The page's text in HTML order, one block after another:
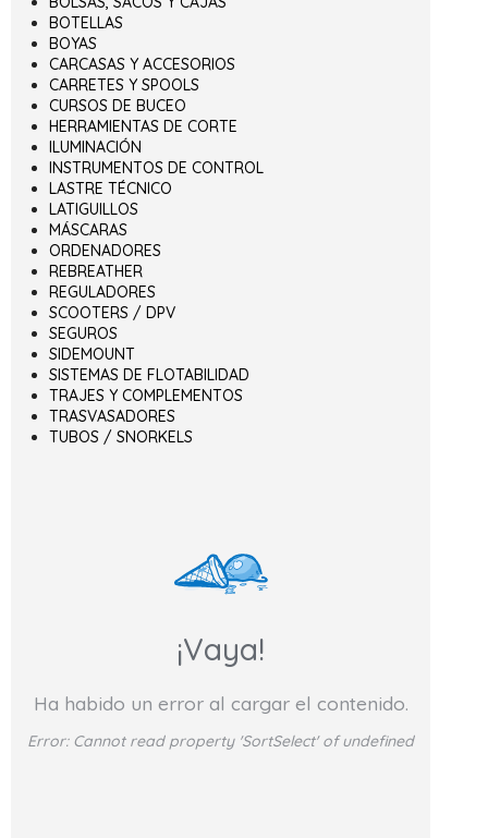
BOTELLAS
BOYAS
CARCASAS Y ACCESORIOS
CARRETES Y SPOOLS
CURSOS DE BUCEO
HERRAMIENTAS DE CORTE
ILUMINACIÓN
INSTRUMENTOS DE CONTROL
LASTRE TÉCNICO
LATIGUILLOS
MÁSCARAS
ORDENADORES
REBREATHER
REGULADORES
SCOOTERS / DPV
SEGUROS
SIDEMOUNT
SISTEMAS DE FLOTABILIDAD
TRAJES Y COMPLEMENTOS
TRASVASADORES
TUBOS / SNORKELS
¡Vaya!
Ha habido un error al cargar el contenido.
Error: Cannot read property 'SortSelect' of undefined